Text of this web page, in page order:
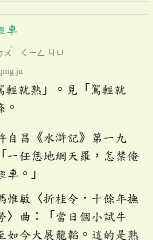
車
ㄨ
ˋ
ㄑㄧㄥ ㄐㄩ
jū
輕就熟」。見「駕輕就
。
自昌《水滸記》第一九
一任恁地網天羅，怎禁俺
車。」
惟敏〈折桂令．十餘年撫
〉曲：「當日個小試牛
如今大展龍韜。這的是熟